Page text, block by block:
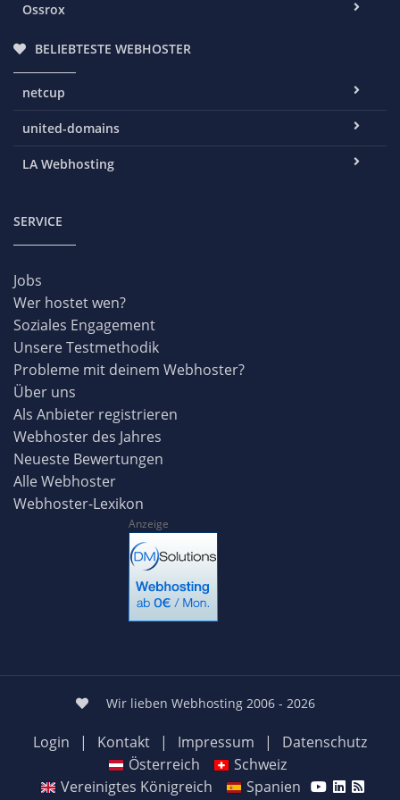
Ossrox
BELIEBTESTE WEBHOSTER
netcup
united-domains
LA Webhosting
SERVICE
Jobs
Wer hostet wen?
Soziales Engagement
Unsere Testmethodik
Probleme mit deinem Webhoster?
Über uns
Als Anbieter registrieren
Webhoster des Jahres
Neueste Bewertungen
Alle Webhoster
Webhoster-Lexikon
Anzeige
Wir lieben Webhosting 2006 - 2026
Login | Kontakt | Impressum |
Datenschutz
Österreich
Schweiz
Vereinigtes Königreich
Spanien